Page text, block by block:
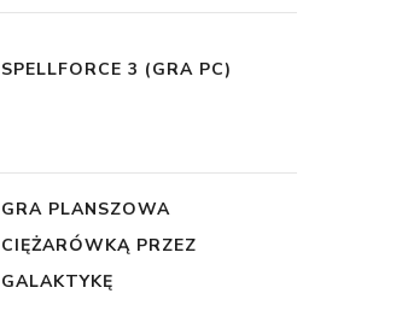
SPELLFORCE 3 (GRA PC)
GRA PLANSZOWA
CIĘŻARÓWKĄ PRZEZ
GALAKTYKĘ